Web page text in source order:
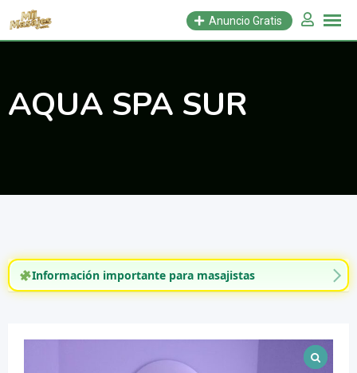
Saltar
Anuncio Gratis
AQUA SPA SUR
Información importante para masajistas